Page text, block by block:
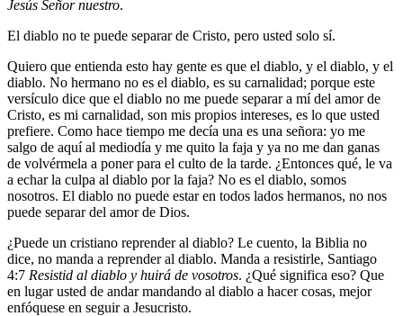
Jesús Señor nuestro.
El diablo no te puede separar de Cristo, pero usted solo sí.
Quiero que entienda esto hay gente es que el diablo, y el diablo, y el
diablo. No hermano no es el diablo, es su carnalidad; porque este
versículo dice que el diablo no me puede separar a mí del amor de
Cristo, es mi carnalidad, son mis propios intereses, es lo que usted
prefiere. Como hace tiempo me decía una es una señora: yo me
salgo de aquí al mediodía y me quito la faja y ya no me dan ganas
de volvérmela a poner para el culto de la tarde. ¿Entonces qué, le va
a echar la culpa al diablo por la faja? No es el diablo, somos
nosotros. El diablo no puede estar en todos lados hermanos, no nos
puede separar del amor de Dios.
¿Puede un cristiano reprender al diablo? Le cuento, la Biblia no
dice, no manda a reprender al diablo. Manda a resistirle, Santiago
4:7 Resistid al diablo y huirá de vosotros. ¿Qué significa eso? Que
en lugar usted de andar mandando al diablo a hacer cosas, mejor
enfóquese en seguir a Jesucristo.